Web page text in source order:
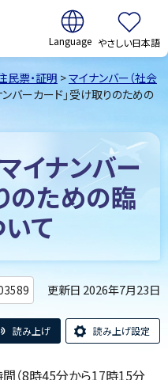
翻訳:
やさしい日本語
民票・証明 >マイナンバー（社会
ンバーカード」受け取りのための
イナンバー
のための臨
て
更新日 2026年7月23日
読み上げ 読み上げ設定
（8時45分から17時15分